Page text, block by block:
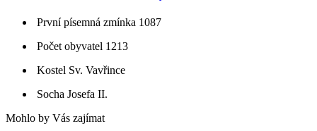
První písemná zmínka 1087
Počet obyvatel 1213
Kostel Sv. Vavřince
Socha Josefa II.
Mohlo by Vás zajímat